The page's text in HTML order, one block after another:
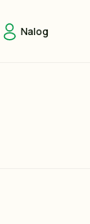
Nalog